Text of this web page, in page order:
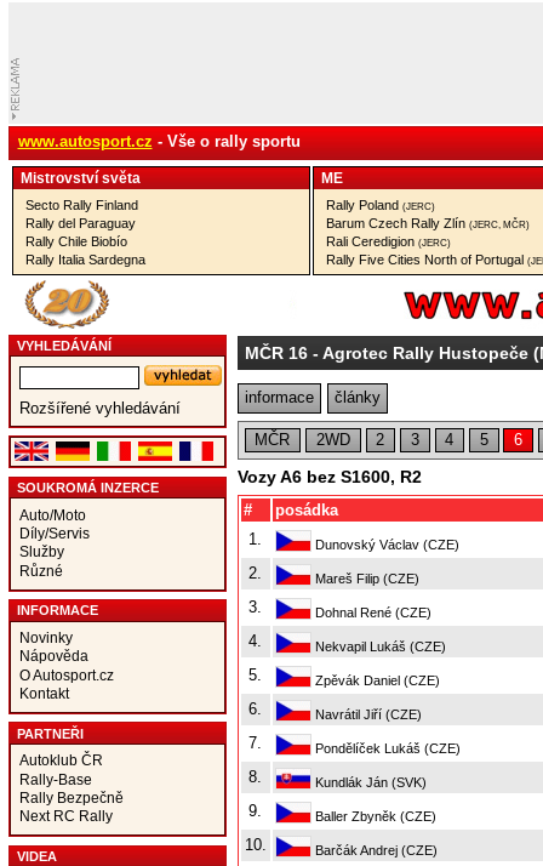
www.autosport.cz - Vše o rally sportu
Mistrovství­ světa
Secto Rally Finland
Rally del Paraguay
Rally Chile Biobío
Rally Italia Sardegna
ME
Rally Poland (JERC)
Barum Czech Rally Zlín (JERC, MČR)
Rali Ceredigion (JERC)
Rally Five Cities North of Portugal
VYHLEDÁVÁNÍ
Rozšířené vyhledávání
SOUKROMÁ INZERCE
Auto/Moto
Díly/Servis
Služby
Různé
INFORMACE
Novinky
Nápověda
O Autosport.cz
Kontakt
PARTNEŘI
Autoklub ČR
Rally-Base
Rally Bezpečně
Next RC Rally
VIDEA
MČR 16- Agrotec Rally Hustopeče
informace články
MČR 2WD 2 3 4 5 6
Vozy A6 bez S1600, R2
#
posádka
1.
Dunovský Václav (CZE)
2. Mareš Filip (CZE)
3. Dohnal René (CZE)
4. Nekvapil Lukáš (CZE)
5. Zpěvák Daniel (CZE)
6. Navrátil Jiří (CZE)
7. Pondělíček Lukáš (CZE)
8. Kundlák Ján (SVK)
9. Baller Zbyněk (CZE)
10. Barčák Andrej (CZE)